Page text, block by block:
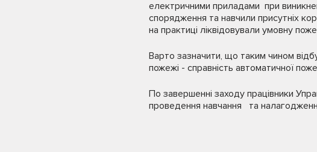
електричними приладами при
спорядження та навчили присутніх
на практиці ліквідовували умовну
Варто зазначити, що таким чином
пожежі - справність автоматичної
По завершенні заходу працівники
проведення навчання та налагодження